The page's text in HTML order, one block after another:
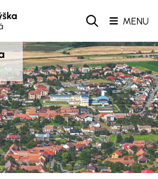
MENU